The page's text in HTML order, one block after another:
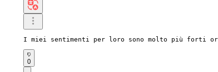
I miei sentimenti per loro sono molto più forti
0